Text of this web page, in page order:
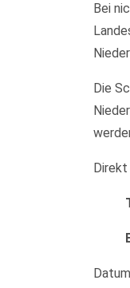
Bei
Die